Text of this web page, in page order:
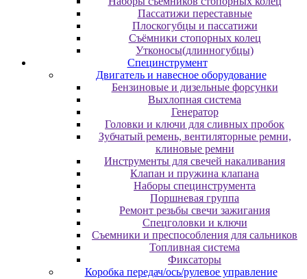
Пассатижи переставные
Плоскогубцы и пассатижи
Съёмники стопорных колец
Утконосы(длинногубцы)
Специнструмент
Двигатель и навесное оборудование
Бензиновые и дизельные форсунки
Выхлопная система
Генератор
Головки и ключи для сливных пробок
Зубчатый ремень, вентиляторные ремни,
клиновые ремни
Инструменты для свечей накаливания
Клапан и пружина клапана
Наборы специнструмента
Поршневая группа
Ремонт резьбы свечи зажигания
Спецголовки и ключи
Съемники и преспособления для сальников
Топливная система
Фиксаторы
Коробка передач/ось/рулевое управление